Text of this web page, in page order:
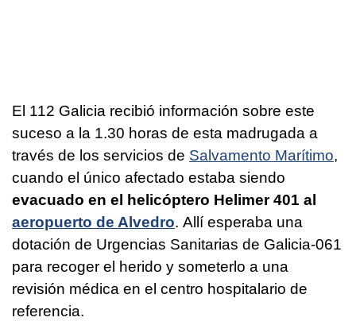
El 112 Galicia recibió información sobre este
suceso a la 1.30 horas de esta madrugada a
través de los servicios de Salvamento Marítimo,
cuando el único afectado estaba siendo
evacuado en el helicóptero Helimer 401 al
aeropuerto de Alvedro. Allí esperaba una
dotación de Urgencias Sanitarias de Galicia-061
para recoger el herido y someterlo a una
revisión médica en el centro hospitalario de
referencia.